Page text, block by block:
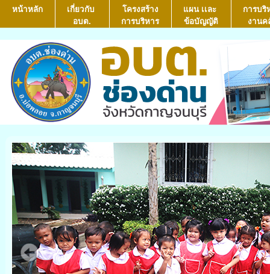
หน้าหลัก
เกี่ยวกับ
อบต.
โครงสร้าง
การบริหาร
แผน เเละ
ข้อบัญญัติ
การบริ
งานค